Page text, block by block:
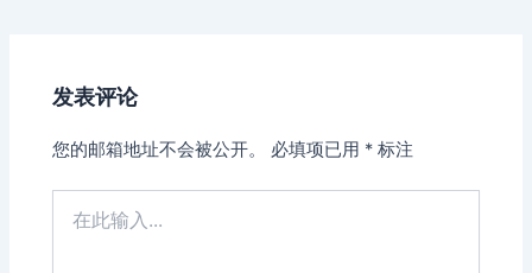
发表评论
您的邮箱地址不会被公开。 必填项已用 * 标注